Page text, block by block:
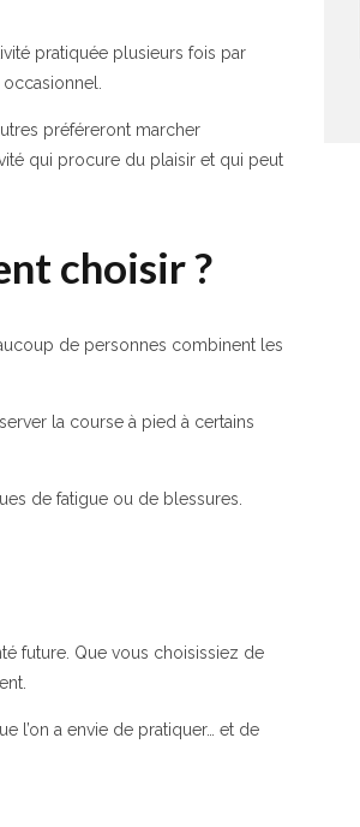
pratiquée plusieurs fois par
préféreront marcher
qui procure du plaisir et qui peut
choisir ?
de personnes combinent les
la course à pied à certains
de fatigue ou de blessures.
future. Que vous choisissiez de
l’on a envie de pratiquer… et de